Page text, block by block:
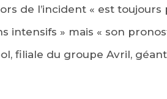
de l’incident « est toujours
intensifs » mais « son
filiale du groupe Avril,